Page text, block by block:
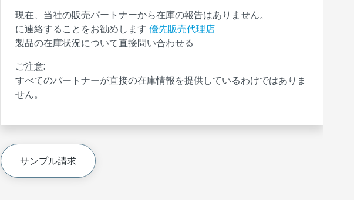
現在、当社の販売パートナーから在庫の報告はありません。
に連絡することをお勧めします 優先販売代理店
製品の在庫状況について直接問い合わせる
ご注意:
すべてのパートナーが直接の在庫情報を提供しているわけではありま
せん。
サンプル請求